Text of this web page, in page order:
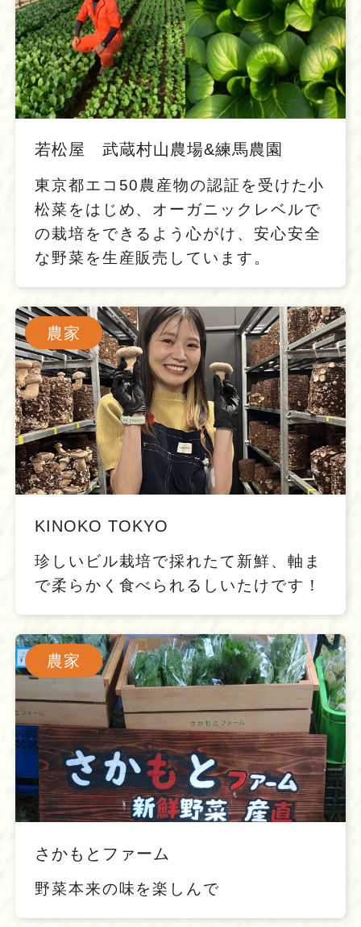
若松屋 武蔵村山農場&練馬農園
東京都エコ50農産物の認証を受けた小
松菜をはじめ、オーガニックレベルで
の栽培をできるよう心がけ、安心安全
な野菜を生産販売しています。
農家
KINOKO TOKYO
珍しいビル栽培で採れたて新鮮、軸ま
で柔らかく食べられるしいたけです！
農家
さかもとファーム
野菜本来の味を楽しんで